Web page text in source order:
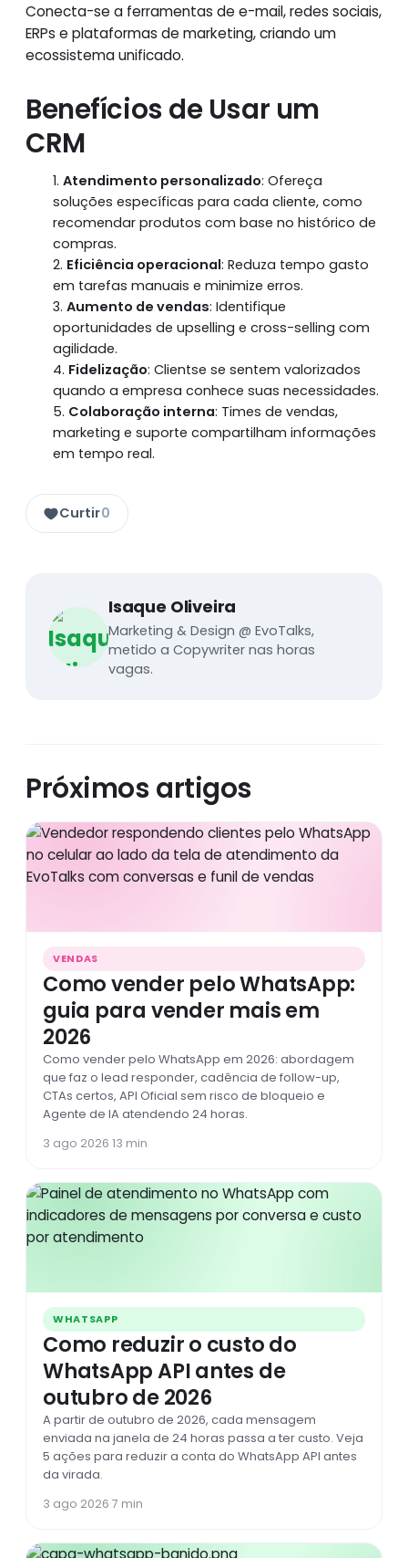
Conecta-se a ferramentas de e-mail, redes sociais,
ERPs e plataformas de marketing, criando um
ecossistema unificado.
Benefícios de Usar um
CRM
Atendimento personalizado: Ofereça
soluções específicas para cada cliente, como
recomendar produtos com base no histórico de
compras.
Eficiência operacional: Reduza tempo gasto
em tarefas manuais e minimize erros.
Aumento de vendas: Identifique
oportunidades de upselling e cross-selling com
agilidade.
Fidelização: Clientse se sentem valorizados
quando a empresa conhece suas necessidades.
Colaboração interna: Times de vendas,
marketing e suporte compartilham informações
em tempo real.
Curtir0
Isaque Oliveira
Marketing & Design @ EvoTalks,
metido a Copywriter nas horas
vagas.
Próximos artigos
VENDAS
Como vender pelo WhatsApp:
guia para vender mais em
2026
Como vender pelo WhatsApp em 2026: abordagem
que faz o lead responder, cadência de follow-up,
CTAs certos, API Oficial sem risco de bloqueio e
Agente de IA atendendo 24 horas.
3 ago 2026 13 min
WHATSAPP
Como reduzir o custo do
WhatsApp API antes de
outubro de 2026
A partir de outubro de 2026, cada mensagem
enviada na janela de 24 horas passa a ter custo. Veja
5 ações para reduzir a conta do WhatsApp API antes
da virada.
3 ago 2026 7 min